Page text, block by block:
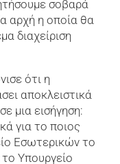
σοβαρά
αρχή η οποία θα
διαχείριση
ότι η
αποκλειστικά
μια εισήγηση:
για το ποιος
Εσωτερικών το
Υπουργείο